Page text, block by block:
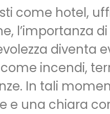
come hotel,
l’importanza
diventa
incendi,
In tali
e una chiara